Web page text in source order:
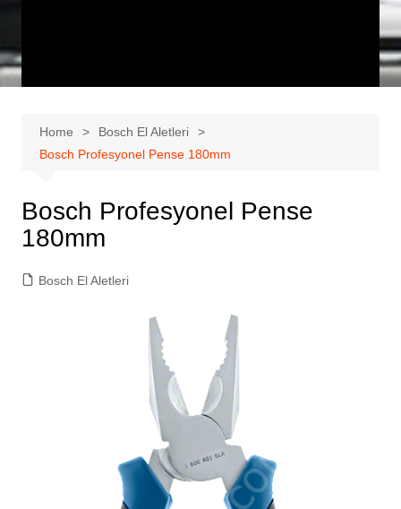
Home
Bosch El Aletleri
Bosch Profesyonel Pense 180mm
Bosch Profesyonel Pense
180mm
Bosch El Aletleri